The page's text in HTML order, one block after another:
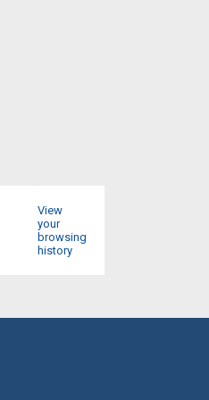
View
your
browsing
history